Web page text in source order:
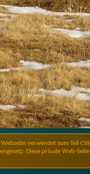
verwendet zum Teil
Diese private Web-